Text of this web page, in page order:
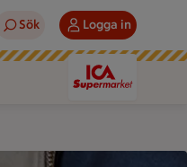
Sök Logga in